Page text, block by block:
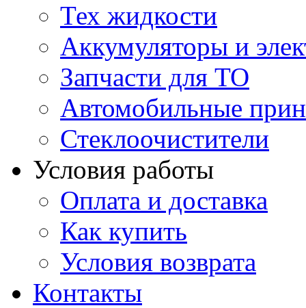
Тех жидкости
Аккумуляторы и
Запчасти для ТО
Автомобильные
Стеклоочистители
Условия работы
Оплата и доставка
Как купить
Условия возврата
Контакты